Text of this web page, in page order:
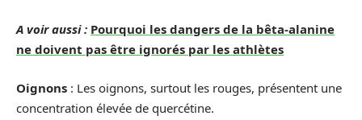
A voir aussi : Pourquoi les dangers de la bêta-alanine
ne doivent pas être ignorés par les athlètes
Oignons : Les oignons, surtout les rouges, présentent une
concentration élevée de quercétine.